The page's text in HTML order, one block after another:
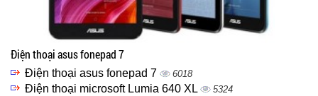
Điện thoại asus fonepad 7
Điện thoại asus fonepad 7 6018
Điện thoại microsoft Lumia 640 XL 5324